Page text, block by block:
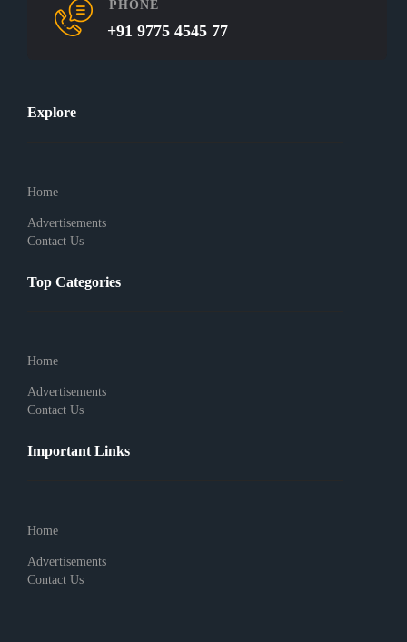
PHONE
+91 9775 4545 77
Explore
Home
Advertisements
Contact Us
Top Categories
Home
Advertisements
Contact Us
Important Links
Home
Advertisements
Contact Us